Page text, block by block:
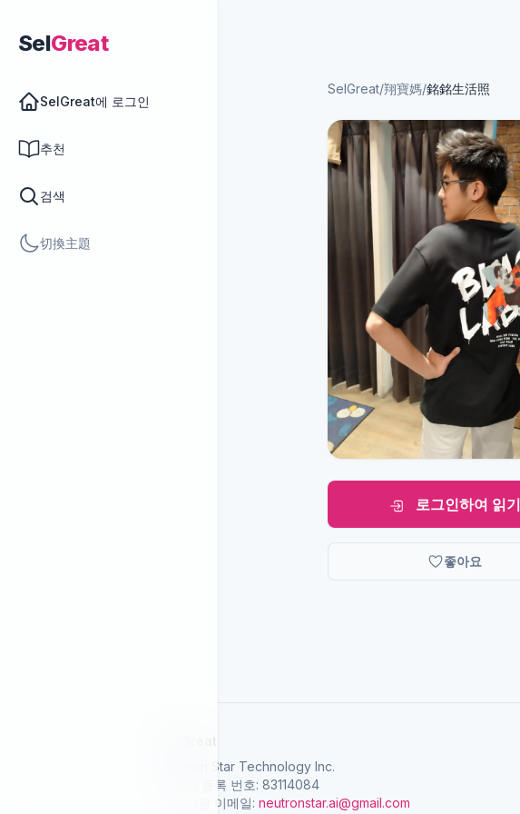
SelGreat
SelGreat에 로그인
추천
검색
切換主題
SelGreat/翔寶媽/銘銘生活照
로그인하여 읽기
좋아요
Neutron Star Technology Inc.
사업자 등록 번호: 83114084
고객지원 이메일: neutronstar.ai@gmail.com